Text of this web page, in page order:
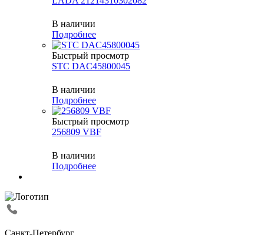
В наличии
Подробнее
Быстрый просмотр
STC DAC45800045
В наличии
Подробнее
Быстрый просмотр
256809 VBF
В наличии
Подробнее